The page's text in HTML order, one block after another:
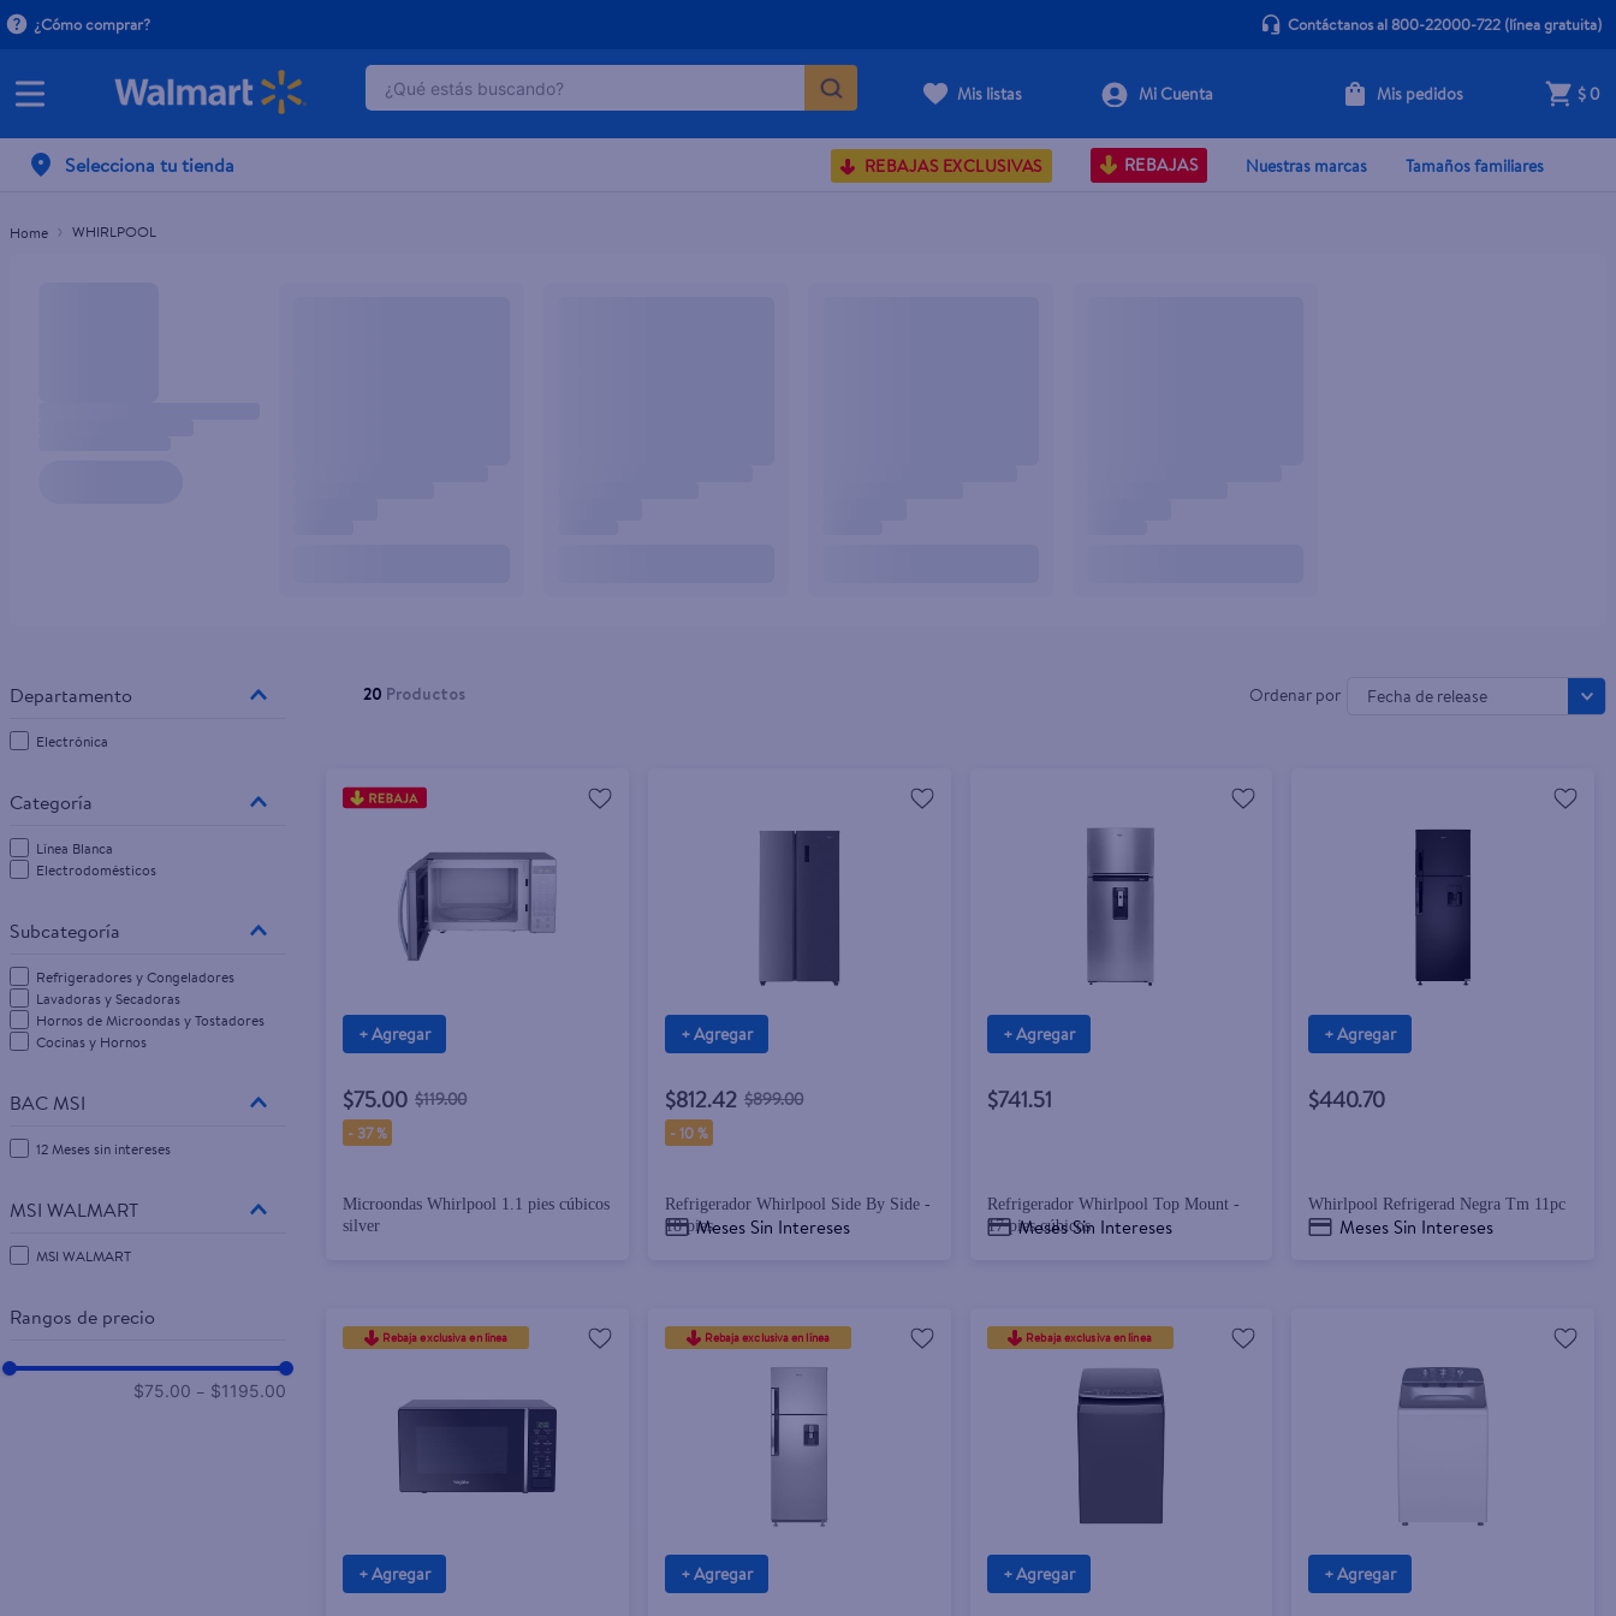
¿Cómo comprar? Contáctanos al 800-22000-722(línea gratuita)
¿Qué estás buscando?
Mis listas Mis pedidos $ 0
Selecciona tu tienda REBAJAS EXCLUSIVAS REBAJAS Nuestras marcas Tamaños familiares
WHIRLPOOL
Electrónica
Línea Blanca
Electrodomésticos
Refrigeradores y Congeladores
Lavadoras y Secadoras
Hornos de Microondas y Tostadores
Cocinas y Hornos
BAC MSI
12 Meses sin intereses
MSI WALMART
MSI WALMART
Rangos de precio
$75.00 – $1195.00
20 Productos Fecha de release
+ Agregar
$75.00 $119.00
-37 %
Microondas Whirlpool 1.1 pies cúbicos
silver
+ Agregar
$812.42 $899.00
-10 %
Refrigerador Whirlpool Side By Side -
18 piesMeses Sin Intereses
+ Agregar
$741.51
Refrigerador Whirlpool Top Mount -
17 pies cúbicos
Meses Sin Intereses
+ Agregar
$440.70
Whirlpool Refrigerad Negra Tm 11pc
Meses Sin Intereses
Rebaja exclusiva en línea
+ Agregar
Rebaja exclusiva en línea
+ Agregar
Rebaja exclusiva en línea
+ Agregar + Agregar
TÉRMINOS MÁS BUSCADOS